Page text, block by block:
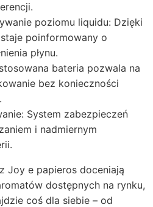
poziomu liquidu: Dzięki
poinformowany o
płynu.
bateria pozwala na
bez konieczności
System zabezpieczeń
i nadmiernym
Joy e papieros doceniają
dostępnych na rynku,
coś dla siebie – od